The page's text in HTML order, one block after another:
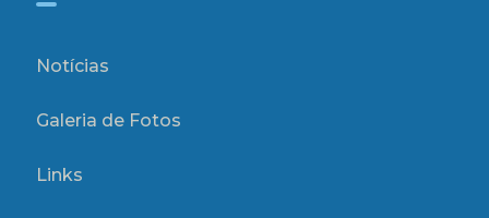
Notícias
Galeria de Fotos
Links